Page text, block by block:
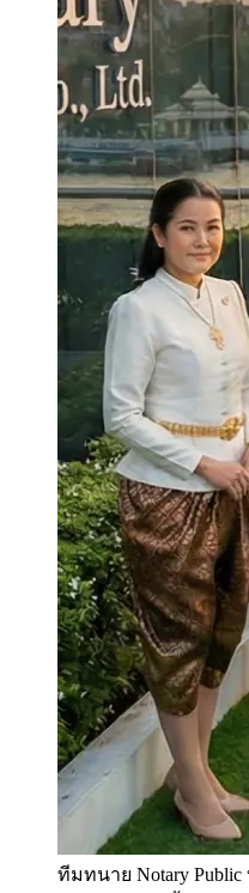
ทีมทนาย Notary Public